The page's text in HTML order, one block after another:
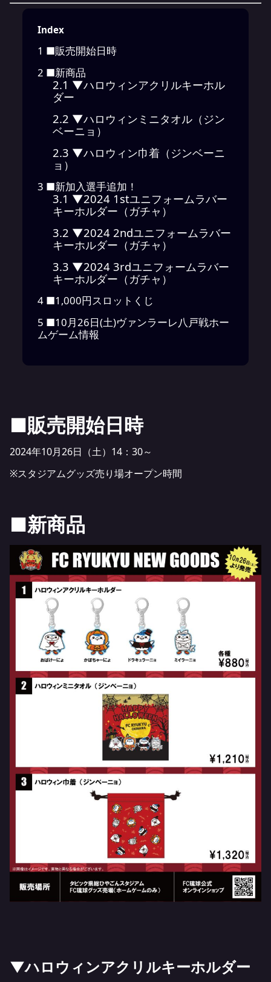
Index
1 ■販売開始日時
2 ■新商品
2.1 ▼ハロウィンアクリルキーホル
ダー
2.2 ▼ハロウィンミニタオル（ジン
ベーニョ）
2.3 ▼ハロウィン巾着（ジンベーニ
ョ）
3 ■新加入選手追加！
3.1 ▼2024 1stユニフォームラバー
キーホルダー（ガチャ）
3.2 ▼2024 2ndユニフォームラバー
キーホルダー（ガチャ）
3.3 ▼2024 3rdユニフォームラバー
キーホルダー（ガチャ）
4 ■1,000円スロットくじ
5 ■10月26日(土)ヴァンラーレ八戸戦ホー
ムゲーム情報
■販売開始日時
2024年10月26日（土）14：30～
※スタジアムグッズ売り場オープン時間
■新商品
▼ハロウィンアクリルキーホルダー